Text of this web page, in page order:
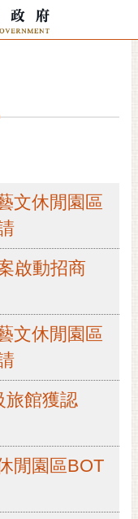
文休閒園區
啟動招商
文休閒園區
旅館獲認
閒園區BOT